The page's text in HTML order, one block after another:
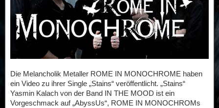
Die Melancholik Metaller ROME IN MONOCHROME haben
ein Video zu ihrer Single „Stains“ veröffentlicht. „Stains“
Yasmin Kalach von der Band IN THE MOOD ist ein
Vorgeschmack auf „AbyssUs“, ROME IN MONOCHROMs